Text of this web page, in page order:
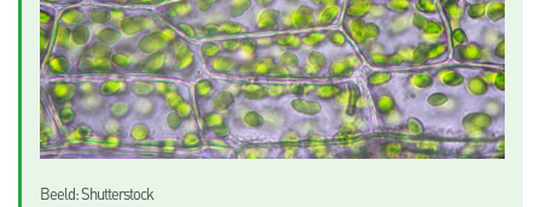
Beeld: Shutterstock